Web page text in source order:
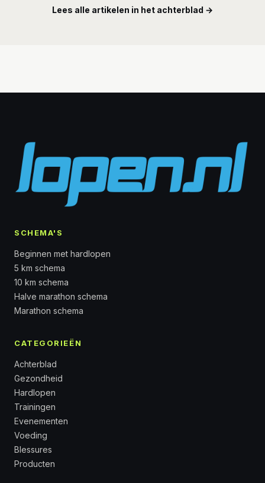
Lees alle artikelen in het achterblad →
SCHEMA'S
Beginnen met hardlopen
5 km schema
10 km schema
Halve marathon schema
Marathon schema
CATEGORIEËN
Achterblad
Gezondheid
Hardlopen
Trainingen
Evenementen
Voeding
Blessures
Producten